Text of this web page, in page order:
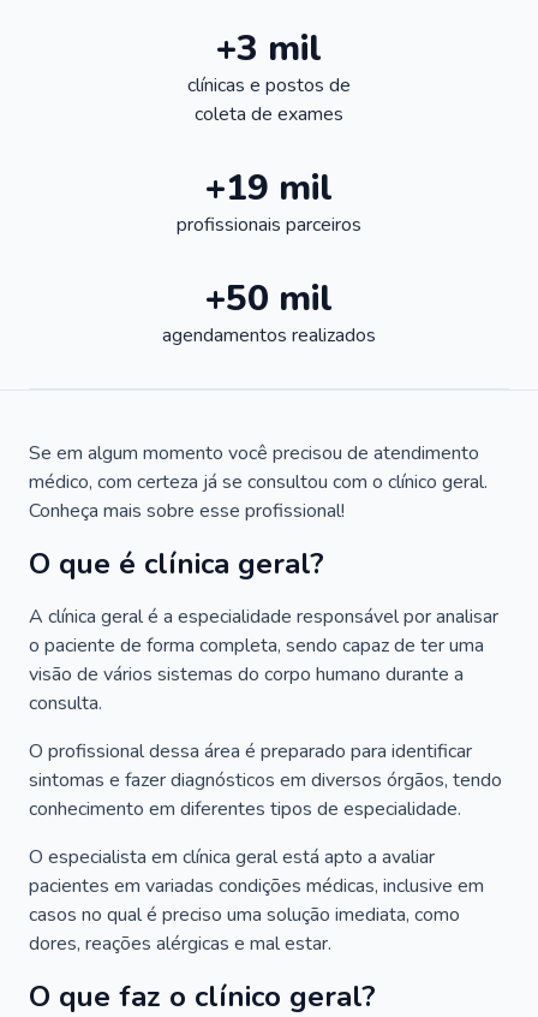
+3 mil
clínicas e postos de
coleta de exames
+19 mil
profissionais parceiros
+50 mil
agendamentos realizados
Se em algum momento você precisou de atendimento
médico, com certeza já se consultou com o clínico geral.
Conheça mais sobre esse profissional!
O que é clínica geral?
A clínica geral é a especialidade responsável por analisar
o paciente de forma completa, sendo capaz de ter uma
visão de vários sistemas do corpo humano durante a
consulta.
O profissional dessa área é preparado para identificar
sintomas e fazer diagnósticos em diversos órgãos, tendo
conhecimento em diferentes tipos de especialidade.
O especialista em clínica geral está apto a avaliar
pacientes em variadas condições médicas, inclusive em
casos no qual é preciso uma solução imediata, como
dores, reações alérgicas e mal estar.
O que faz o clínico geral?